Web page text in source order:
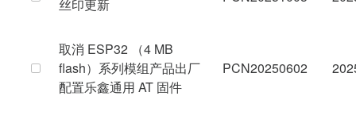
丝印更新
取消 ESP32 （4 MB
flash）系列模组产品出厂
配置乐鑫通用 AT 固件
PCN20250602